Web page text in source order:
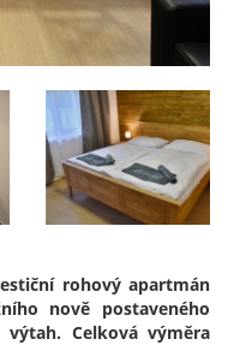
rohový apartmán
nově postaveného
Celková výměra